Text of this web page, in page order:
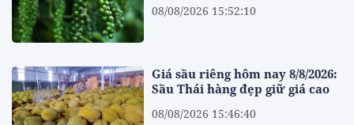
08/08/2026 15:52:10
Giá sầu riêng hôm nay 8/8/2026:
Sầu Thái hàng đẹp giữ giá cao
08/08/2026 15:46:40